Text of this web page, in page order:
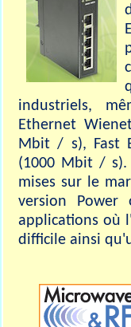
industriels,
Ethernet
Mbit / s), Fast
(1000 Mbit / s).
mises sur le
version Power
applications où
difficile ainsi